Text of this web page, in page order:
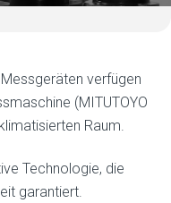
verfügen
(MITUTOYO
Raum.
Technologie, die
garantiert.